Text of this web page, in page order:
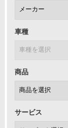
車種
商品
サービス